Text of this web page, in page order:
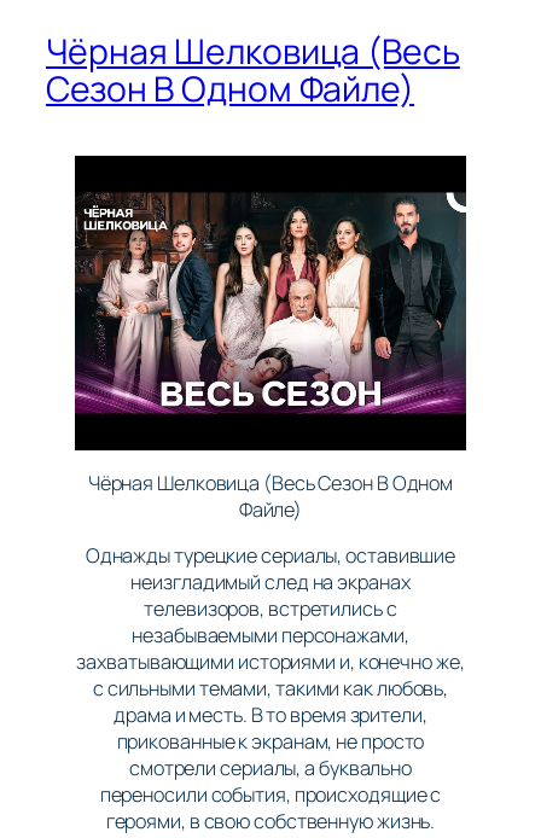
Чёрная Шелковица (Весь
Сезон В Одном Файле)
Чёрная Шелковица (Весь Сезон В Одном
Файле)
Однажды турецкие сериалы, оставившие
неизгладимый след на экранах
телевизоров, встретились с
незабываемыми персонажами,
захватывающими историями и, конечно же,
с сильными темами, такими как любовь,
драма и месть. В то время зрители,
прикованные к экранам, не просто
смотрели сериалы, а буквально
переносили события, происходящие с
героями, в свою собственную жизнь.